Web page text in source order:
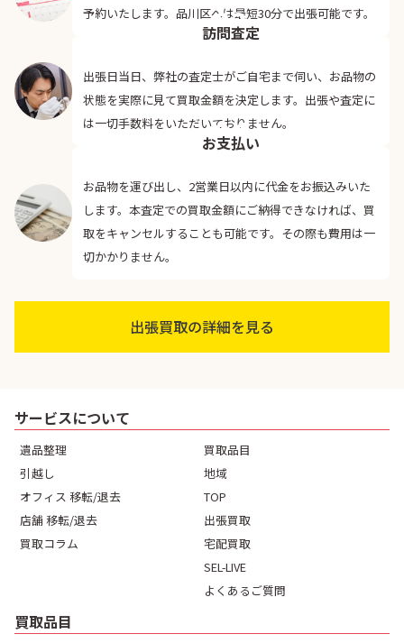
予約いたします。品川区へは最短30分で出張可能です。
03
訪問査定
出張日当日、弊社の査定士がご自宅まで伺い、お品物の
状態を実際に見て買取金額を決定します。出張や査定に
は一切手数料をいただいておりません。
04
お支払い
お品物を運び出し、2営業日以内に代金をお振込みいた
します。本査定での買取金額にご納得できなければ、買
取をキャンセルすることも可能です。その際も費用は一
切かかりません。
出張買取の詳細を見る
サービスについて
遺品整理
引越し
オフィス 移転/退去
店舗 移転/退去
買取コラム
買取品目
地域
TOP
出張買取
宅配買取
SEL-LIVE
よくあるご質問
買取品目